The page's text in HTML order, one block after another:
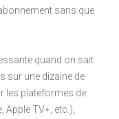
sans que
quand on sait
sur une dizaine de
les plateformes de
TV+, etc.),